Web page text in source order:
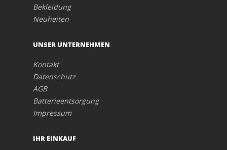
Bekleidung
Neuheiten
UNSER UNTERNEHMEN
Kontakt
Datenschutz
AGB
Batterieentsorgung
Impressum
IHR EINKAUF